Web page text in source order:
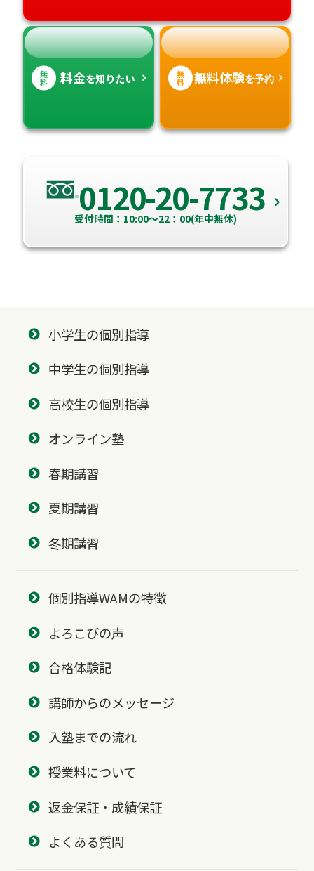
無
料 料金を知りたい 無
料 無料体験を予約
0120-20-7733
受付時間：10:00～22：00(年中無休)
小学生の個別指導
中学生の個別指導
高校生の個別指導
オンライン塾
春期講習
夏期講習
冬期講習
個別指導WAMの特徴
よろこびの声
合格体験記
講師からのメッセージ
入塾までの流れ
授業料について
返金保証・成績保証
よくある質問